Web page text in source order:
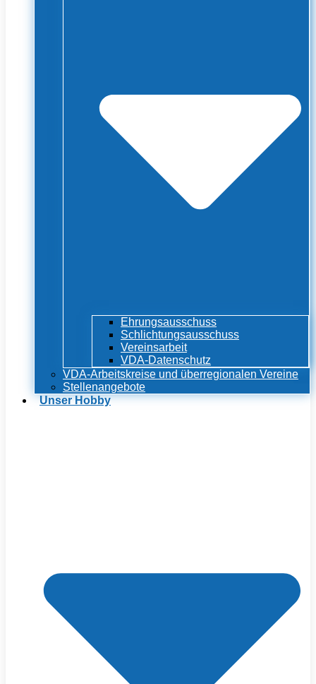
Ehrungsausschuss
Schlichtungsausschuss
Vereinsarbeit
VDA-Datenschutz
VDA-Arbeitskreise und überregionalen Vereine
Stellenangebote
Unser Hobby